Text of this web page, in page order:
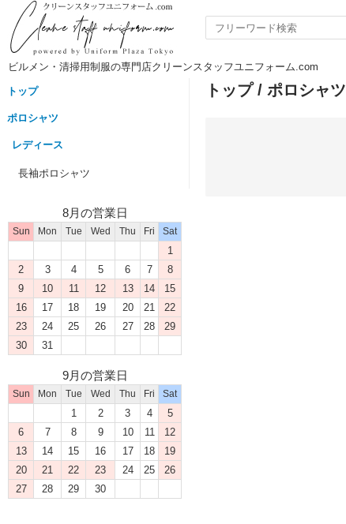
ビルメン・清掃用制服の専門店クリーンスタッフユニフォーム.com
トップ
ポロシャツ
レディース
長袖ポロシャツ
8月の営業日
Sun Mon Tue Wed Thu Fri Sat
1
2
3 4 5 6 7
8
9
10 11 12 13 14
15
16
17 18 19 20 21
22
23
24 25 26 27 28
29
30
31
9月の営業日
Sun Mon Tue Wed Thu Fri Sat
1 2 3 4
5
6
7 8 9 10 11
12
13
14 15 16 17 18
19
20
21 22 23 24 25
26
27
28 29 30
トップ/ ポロシャツ